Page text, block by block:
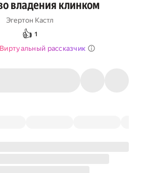
владения клинком
Эгертон Кастл
👍 1
рассказчик